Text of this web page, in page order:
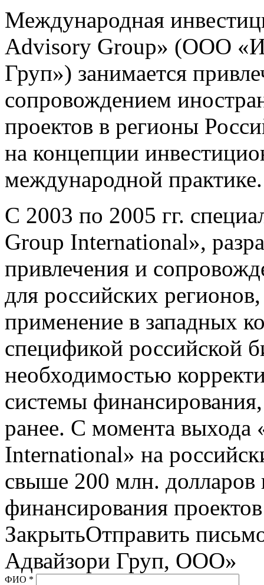
Международная
Advisory Group» (ООО
Груп») занимается
сопровождением
проектов в регионы
на концепции
международной практике.
С 2003 по 2005 гг.
Group International»,
привлечения и
для российских
применение в западных
спецификой российской
необходимостью
системы
ранее. С момента
International» на
свыше 200 млн. долларов
финансирования
ЗакрытьОтправить
Адвайзори Груп, ООО»
ФИО *